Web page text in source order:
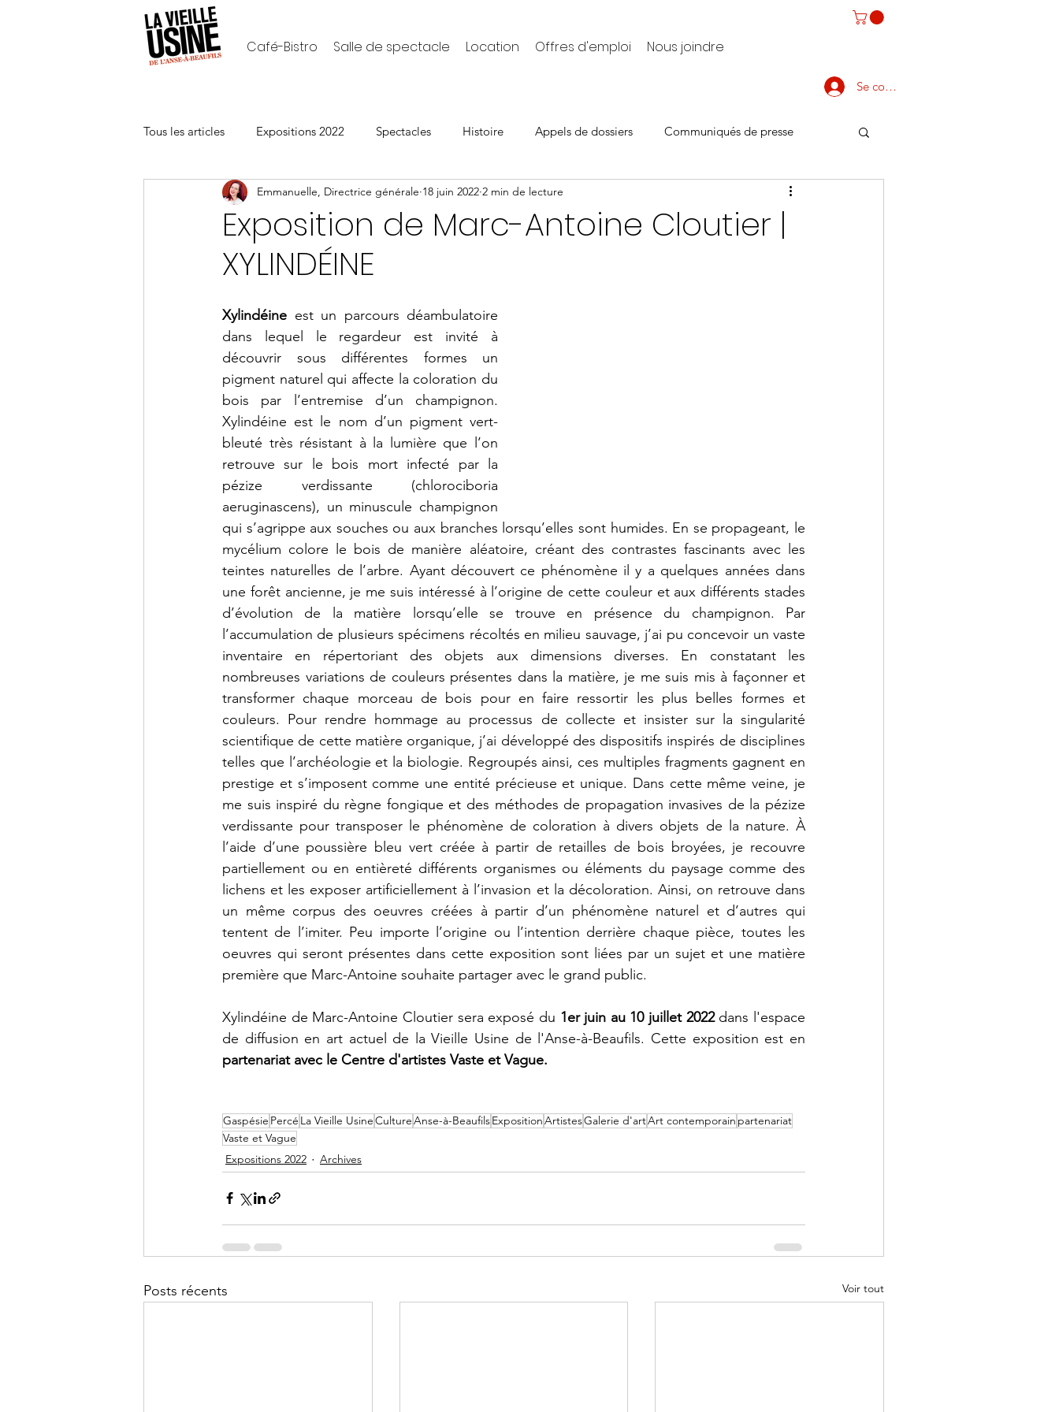
Café-Bistro Salle de spectacle Location Offres d'emploi Nous joindre
Se connecter
Tous les articles Expositions 2022 Spectacles Histoire Appels de dossiers Communiqués de presse
Café-Bistro et le Hall En cours Offre d'emploi
Exposition de Marc-Antoine Cloutier |
XYLINDÉINE
Emmanuelle, Directrice générale 18 juin 2022 2 min de lecture
Xylindéine est un parcours déambulatoire
dans lequel le regardeur est invité à
découvrir sous différentes formes un
pigment naturel qui affecte la coloration du
bois par l’entremise d’un champignon.
Xylindéine est le nom d’un pigment vert-
bleuté très résistant à la lumière que l’on
retrouve sur le bois mort infecté par la
pézize verdissante (chlorociboria
aeruginascens), un minuscule champignon
qui s’agrippe aux souches ou aux branches lorsqu’elles sont humides. En se propageant, le
mycélium colore le bois de manière aléatoire, créant des contrastes fascinants avec les
teintes naturelles de l’arbre. Ayant découvert ce phénomène il y a quelques années dans
une forêt ancienne, je me suis intéressé à l’origine de cette couleur et aux différents stades
d’évolution de la matière lorsqu’elle se trouve en présence du champignon. Par
l’accumulation de plusieurs spécimens récoltés en milieu sauvage, j’ai pu concevoir un vaste
inventaire en répertoriant des objets aux dimensions diverses. En constatant les
nombreuses variations de couleurs présentes dans la matière, je me suis mis à façonner et
transformer chaque morceau de bois pour en faire ressortir les plus belles formes et
couleurs. Pour rendre hommage au processus de collecte et insister sur la singularité
scientifique de cette matière organique, j’ai développé des dispositifs inspirés de disciplines
telles que l’archéologie et la biologie. Regroupés ainsi, ces multiples fragments gagnent en
prestige et s’imposent comme une entité précieuse et unique. Dans cette même veine, je
me suis inspiré du règne fongique et des méthodes de propagation invasives de la pézize
verdissante pour transposer le phénomène de coloration à divers objets de la nature. À
l’aide d’une poussière bleu vert créée à partir de retailles de bois broyées, je recouvre
partiellement ou en entièreté différents organismes ou éléments du paysage comme des
lichens et les exposer artificiellement à l’invasion et la décoloration. Ainsi, on retrouve dans
un même corpus des oeuvres créées à partir d’un phénomène naturel et d’autres qui
tentent de l’imiter. Peu importe l’origine ou l’intention derrière chaque pièce, toutes les
oeuvres qui seront présentes dans cette exposition sont liées par un sujet et une matière
première que Marc-Antoine souhaite partager avec le grand public.
Xylindéine de Marc-Antoine Cloutier sera exposé du 1er juin au 10 juillet 2022 dans l'espace
partenariat avec le Centre d'artistes Vaste et Vague.
Gaspésie Percé La Vieille UsineCultureAnse-à-BeaufilsExpositionArtistesGalerie d'artArt contemporain partenariat
Vaste et Vague
Expositions 2022
Archives
Posts récents Voir tout